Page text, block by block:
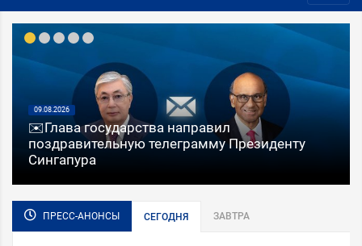
09.08.2026
✉️Глава государства направил
поздравительную телеграмму Президенту
Сингапура
ПРЕСС-АНОНСЫ СЕГОДНЯ ЗАВТРА